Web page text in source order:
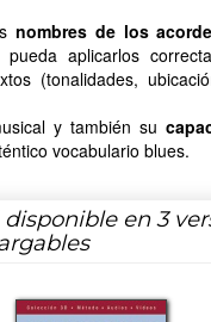
nombres de los
aplicarlos
(tonalidades,
y también su
vocabulario blues.
en 3